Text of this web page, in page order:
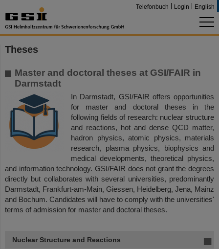
Telefonbuch Login English
Theses
Master and doctoral theses at GSI/FAIR in
Darmstadt
In Darmstadt, GSI/FAIR offers opportunities
for master and doctoral theses in the
following fields of research: nuclear structure
and reactions, hot and dense QCD matter,
hadron physics, atomic physics, materials
research, plasma physics, biophysics and
medical developments, theoretical physics,
and information technology. GSI/FAIR does not grant the degrees
directly but collaborates with several universities, predominantly
Darmstadt, Frankfurt-am-Main, Giessen, Heidelberg, Jena, Mainz
and Bochum. Candidates will have to comply with the universities'
terms of admission for master and doctoral theses.
Nuclear Structure and Reactions